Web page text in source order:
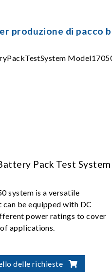
produzione di pacco
Pack Test System
system is a versatile
be equipped with DC
power ratings to cover
applications.
delle richieste